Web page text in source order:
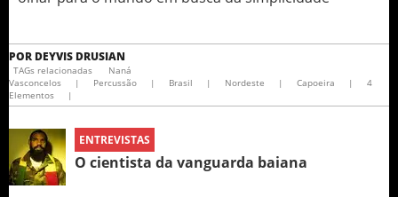
POR DEYVIS DRUSIAN
TAGs relacionadas
Naná
Vasconcelos
| Percussão | Brasil | Nordeste | Capoeira |
4
Elementos
|
ENTREVISTAS
O cientista da vanguarda baiana